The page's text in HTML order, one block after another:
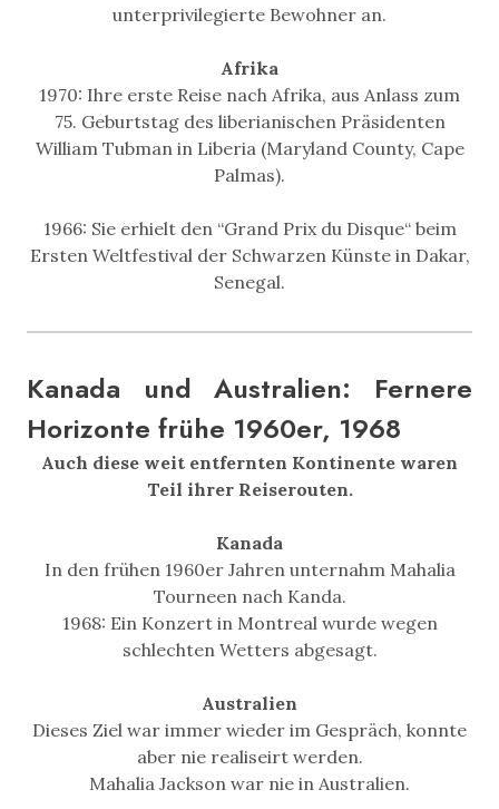
unterprivilegierte Bewohner an.
Afrika
1970: Ihre erste Reise nach Afrika, aus Anlass zum
75. Geburtstag des liberianischen Präsidenten
William Tubman in Liberia (Maryland County, Cape
Palmas).
1966: Sie erhielt den “Grand Prix du Disque“ beim
Ersten Weltfestival der Schwarzen Künste in Dakar,
Senegal.
Kanada und Australien: Fernere
Horizonte frühe 1960er, 1968
Auch diese weit entfernten Kontinente waren
Teil ihrer Reiserouten.
Kanada
In den frühen 1960er Jahren unternahm Mahalia
Tourneen nach Kanda.
1968: Ein Konzert in Montreal wurde wegen
schlechten Wetters abgesagt.
Australien
Dieses Ziel war immer wieder im Gespräch, konnte
aber nie realiseirt werden.
Mahalia Jackson war nie in Australien.